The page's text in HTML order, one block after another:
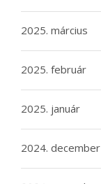
2025. március
2025. február
2025. január
2024. december